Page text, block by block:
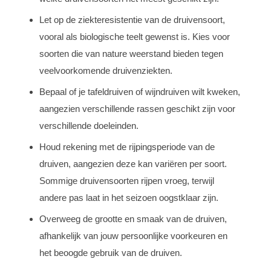
Let op de ziekteresistentie van de druivensoort,
vooral als biologische teelt gewenst is. Kies voor
soorten die van nature weerstand bieden tegen
veelvoorkomende druivenziekten.
Bepaal of je tafeldruiven of wijndruiven wilt kweken,
aangezien verschillende rassen geschikt zijn voor
verschillende doeleinden.
Houd rekening met de rijpingsperiode van de
druiven, aangezien deze kan variëren per soort.
Sommige druivensoorten rijpen vroeg, terwijl
andere pas laat in het seizoen oogstklaar zijn.
Overweeg de grootte en smaak van de druiven,
afhankelijk van jouw persoonlijke voorkeuren en
het beoogde gebruik van de druiven.